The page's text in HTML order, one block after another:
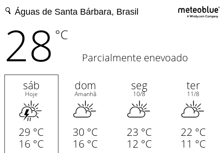
28 °C
Parcialmente enevoado
sáb
Hoje
29 °C
16 °C
dom
Amanhã
30 °C
16 °C
seg
10/8
23 °C
12 °C
ter
11/8
22 °C
11 °C